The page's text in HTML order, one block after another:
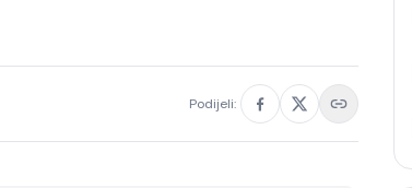
Podijeli: